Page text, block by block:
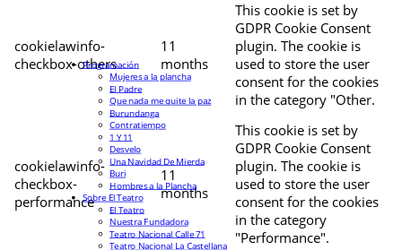
cookielawinfo-
checkbox-others
11
months
This cookie is set by
GDPR Cookie Consent
plugin. The cookie is
used to store the user
consent for the cookies
in the category "Other.
cookielawinfo-
checkbox-
performance
11
months
This cookie is set by
GDPR Cookie Consent
plugin. The cookie is
used to store the user
consent for the cookies
in the category
"Performance".
Programación
Mujeres a la plancha
El Padre
Que nada me quite la paz
Burundanga
Contratiempo
1 Y 11
Desvelo
Una Navidad De Mierda
Buri
Hombres a la Plancha
Sobre El Teatro
El Teatro
Nuestra Fundadora
Teatro Nacional Calle 71
Teatro Nacional La Castellana